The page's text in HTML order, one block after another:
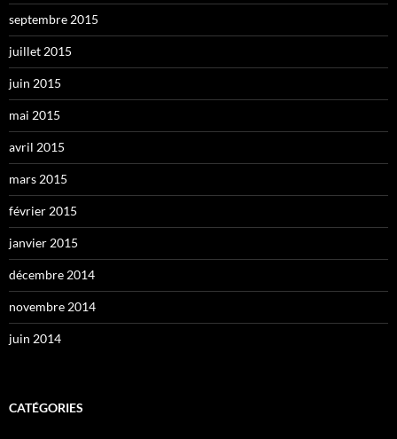
septembre 2015
juillet 2015
juin 2015
mai 2015
avril 2015
mars 2015
février 2015
janvier 2015
décembre 2014
novembre 2014
juin 2014
CATÉGORIES